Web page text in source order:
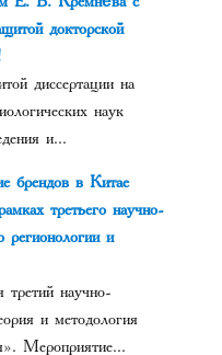
докторской
диссертации на
наук
и...
брендов в Китае
третьего научно-
регионологии и
третий научно-
и методология
Мероприятие...